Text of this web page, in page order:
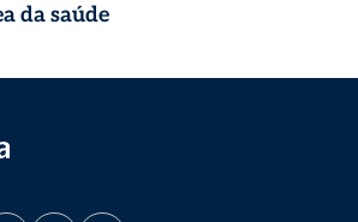
da saúde